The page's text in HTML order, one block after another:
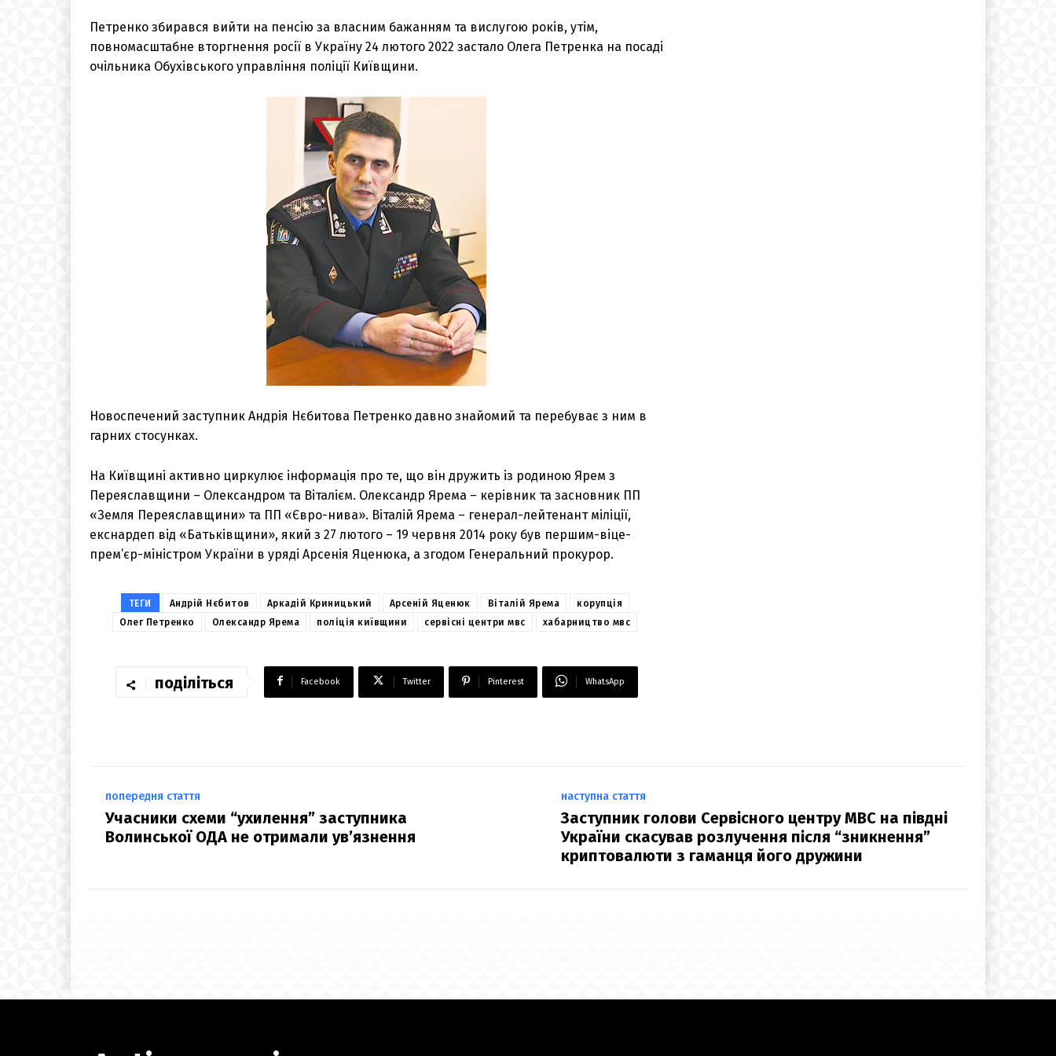
Петренко збирався вийти на пенсію за власним бажанням та вислугою років, утім,
повномасштабне вторгнення росії в Україну 24 лютого 2022 застало Олега Петренка на посаді
очільника Обухівського управління поліції Київщини.
Новоспечений заступник Андрія Нєбитова Петренко давно знайомий та перебуває з ним в
гарних стосунках.
На Київщині активно циркулює інформація про те, що він дружить із родиною Ярем з
Переяславщини – Олександром та Віталієм. Олександр Ярема – керівник та засновник ПП
«Земля Переяславщини» та ПП «Євро-нива». Віталій Ярема – генерал-лейтенант міліції,
екснардеп від «Батьківщини», який з 27 лютого – 19 червня 2014 року був першим-віце-
прем’єр-міністром України в уряді Арсенія Яценюка, а згодом Генеральний прокурор.
ТЕГИ Андрій Нєбитов Аркадій Криницький Арсеній Яценюк Віталій Ярема
корупція
Олег Петренко
Олександр Ярема поліція київщини сервісні центри мвс хабарництво мвс
поділіться Facebook Twitter Pinterest WhatsApp
попередня стаття
Учасники схеми “ухилення” заступника
Волинської ОДА не отримали ув’язнення
наступна стаття
Заступник голови Сервісного центру МВС на півдні
України скасував розлучення після “зникнення”
криптовалюти з гаманця його дружини